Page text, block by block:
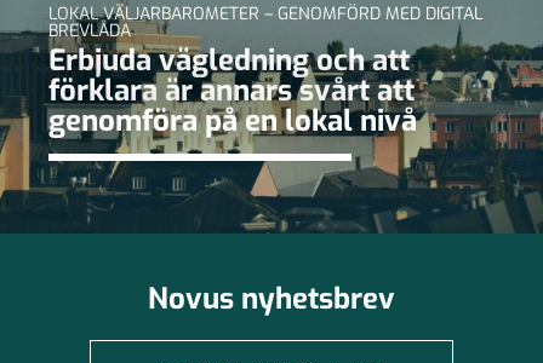
LOKAL VÄLJARBAROMETER – GENOMFÖRD MED DIGITAL
BREVLÅDA
Erbjuda vägledning och att
förklara är annars svårt att
genomföra på en lokal nivå
Novus nyhetsbrev